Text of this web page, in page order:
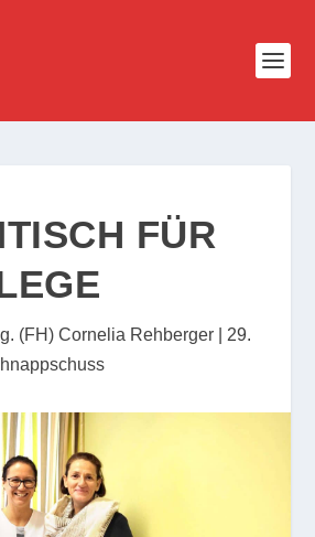
FÜR
(FH) Cornelia Rehberger
29.